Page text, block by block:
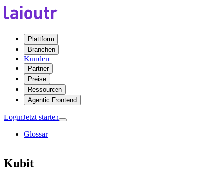
Plattform
Branchen
Kunden
Partner
Preise
Ressourcen
Agentic Frontend
LoginJetzt starten
Glossar
Kubit